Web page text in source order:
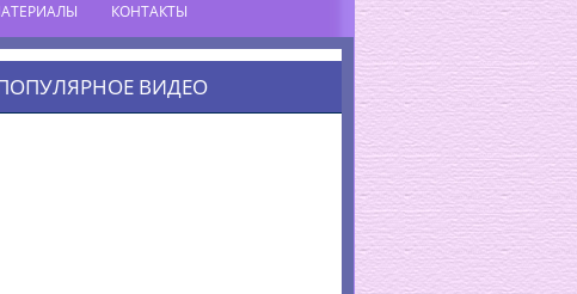
КОНТАКТЫ
ВИДЕО